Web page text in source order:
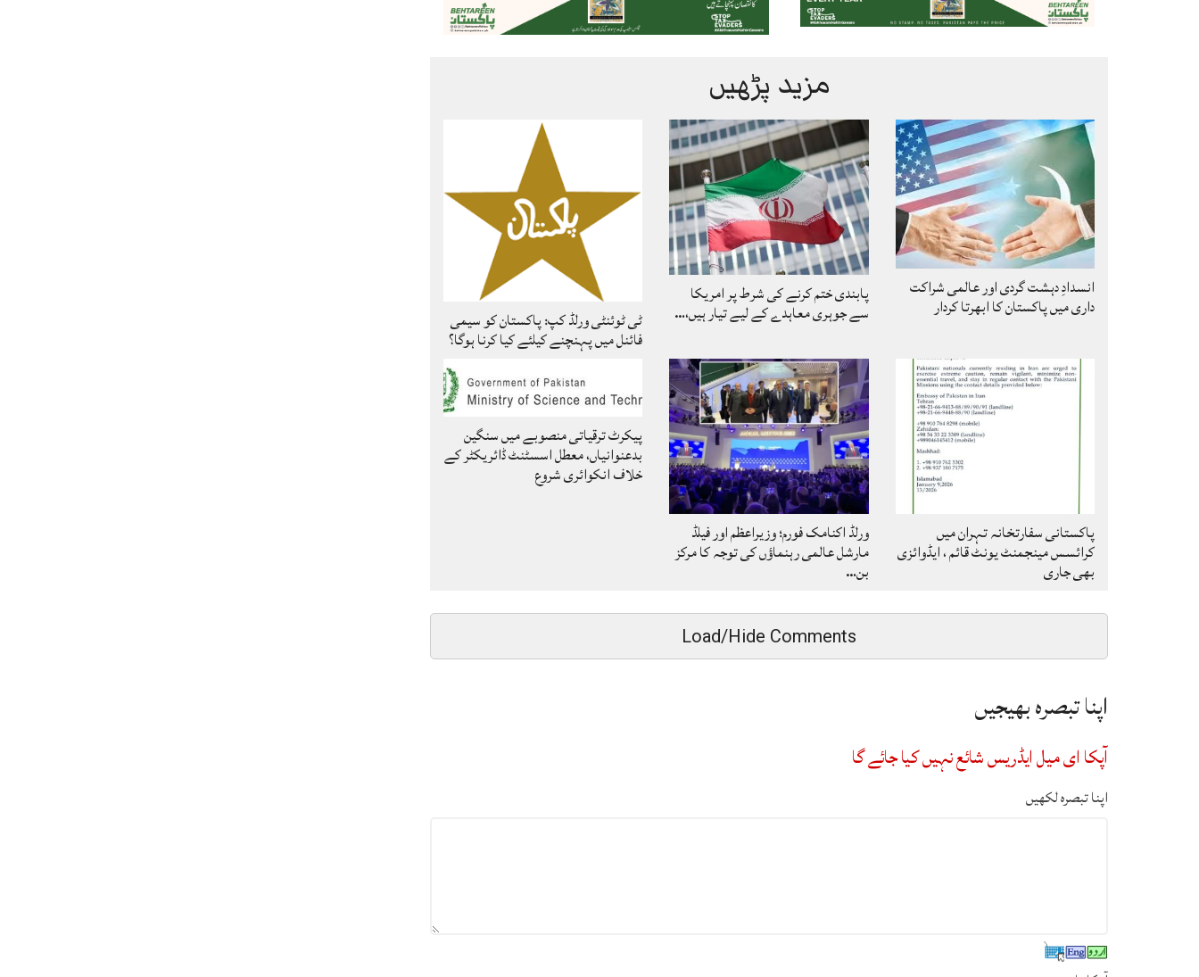
مزید پڑھیں
ٹی ٹوئنٹی ورلڈ کپ: پاکستان کو سیمی
فائنل میں پہنچنے کیلئے کیا کرنا ہوگا؟
پابندی ختم کرنے کی شرط پر امریکا
سے جوہری معاہدے کے لیے تیار ہیں،…
انسدادِ دہشت گردی اور عالمی شراکت
داری میں پاکستان کا ابھرتا کردار
پیکرٹ ترقیاتی منصوبے میں سنگین
بدعنوانیاں، معطل اسسٹنٹ ڈائریکٹر کے
خلاف انکوائری شروع
ورلڈ اکنامک فورم؛ وزیراعظم اور فیلڈ
مارشل عالمی رہنماؤں کی توجہ کا مرکز
بن…
پاکستانی سفارتخانہ تہران میں
کرائسس مینجمنٹ یونٹ قائم ، ایڈوائزی
بھی جاری
Load/Hide Comments
اپنا تبصرہ بھیجیں
آپکا ای میل ایڈریس شائع نہیں کیا جائے گا
اپنا تبصرہ لکھیں